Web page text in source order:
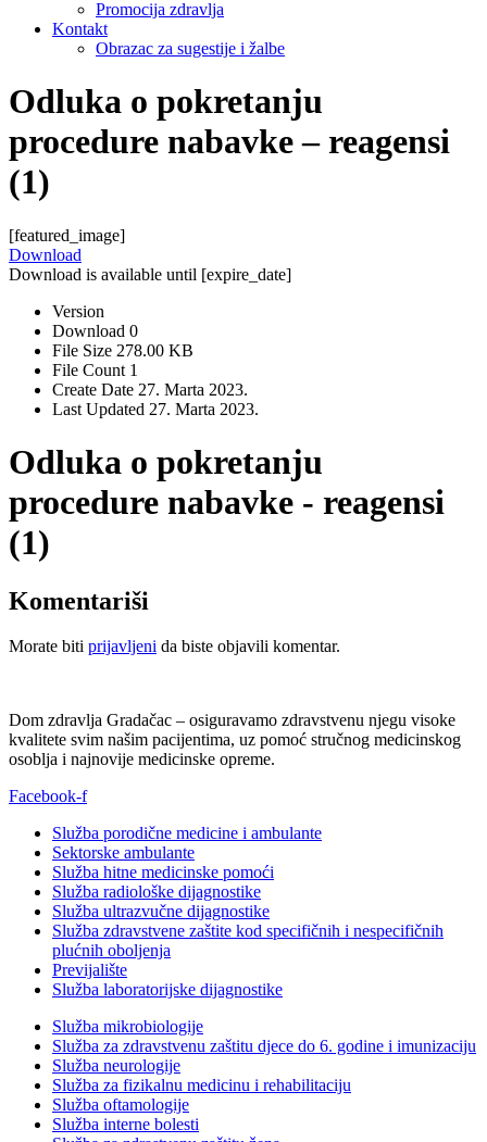
Promocija zdravlja
Kontakt
Obrazac za sugestije i žalbe
Odluka o pokretanju
procedure nabavke – reagensi
(1)
[featured_image]
Download
Download is available until [expire_date]
Version
Download 0
File Size 278.00 KB
File Count 1
Create Date 27. Marta 2023.
Last Updated 27. Marta 2023.
Odluka o pokretanju
procedure nabavke - reagensi
(1)
Komentariši
Morate biti prijavljeni da biste objavili komentar.
Dom zdravlja Gradačac – osiguravamo zdravstvenu njegu visoke
kvalitete svim našim pacijentima, uz pomoć stručnog medicinskog
osoblja i najnovije medicinske opreme.
Facebook-f
Služba porodične medicine i ambulante
Sektorske ambulante
Služba hitne medicinske pomoći
Služba radiološke dijagnostike
Služba ultrazvučne dijagnostike
Služba zdravstvene zaštite kod specifičnih i nespecifičnih
plućnih oboljenja
Previjalište
Služba laboratorijske dijagnostike
Služba mikrobiologije
Služba za zdravstvenu zaštitu djece do 6. godine i imunizaciju
Služba neurologije
Služba za fizikalnu medicinu i rehabilitaciju
Služba oftamologije
Služba interne bolesti